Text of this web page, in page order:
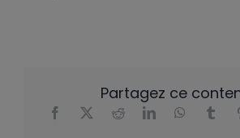
Partagez ce